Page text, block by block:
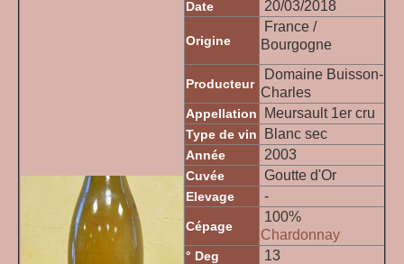
Date 20/03/2018
Origine
France /
Bourgogne
Producteur
Domaine Buisson-
Charles
Appellation Meursault 1er cru
Type de vin Blanc sec
Année 2003
Cuvée Goutte d'Or
Elevage -
Cépage
100%
Chardonnay
° Deg 13